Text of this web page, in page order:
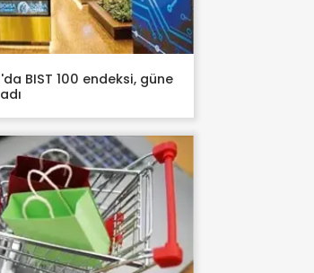
BIST 100 endeksi, güne